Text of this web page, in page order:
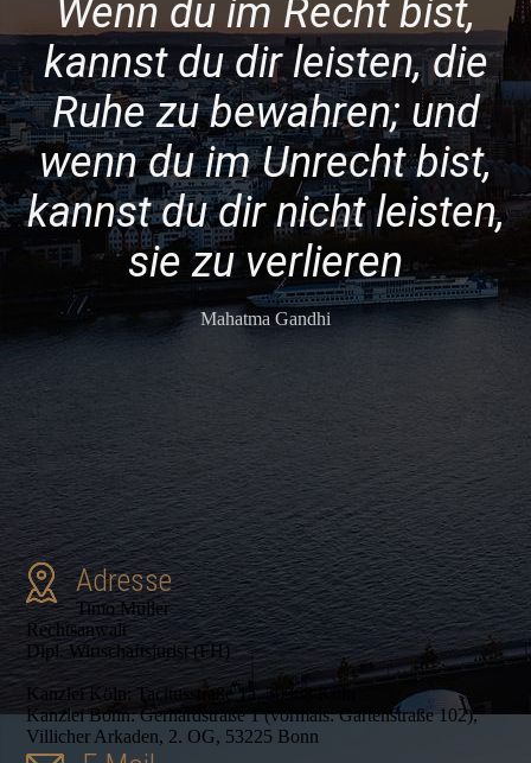
Wenn du im Recht bist,
kannst du dir leisten, die
Ruhe zu bewahren; und
wenn du im Unrecht bist,
kannst du dir nicht leisten,
sie zu verlieren
Mahatma Gandhi
Adresse
Timo Müller
Rechtsanwalt
Dipl. Wirtschaftsjurist (FH)
Kanzlei Köln: Tacitusstraße 1a, 50968 Köln
Kanzlei Bonn: Gerhardstraße 1 (vormals: Gartenstraße 102),
Villicher Arkaden, 2. OG, 53225 Bonn